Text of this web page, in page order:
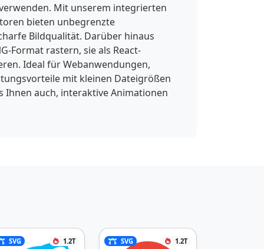
Mit unserem integrierten
bieten unbegrenzte
Bildqualität. Darüber hinaus
Format rastern, sie als React-
Ideal für Webanwendungen,
mit kleinen Dateigrößen
Ihnen auch, interaktive Animationen
SVG 1.2T SVG 1.2T